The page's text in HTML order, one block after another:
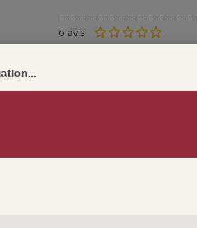
0 avis
CHF 2.95 CHF 3.